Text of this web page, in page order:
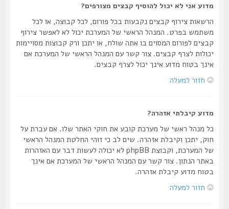
מדוע אני לא יכול להוסיף קבצים מצורפים?
הרשאות צירוף קבצים נקבעות בכל פורום, לכל קבוצה, או לכל
משתמש בפרט. המנהל הראשי של המערכת יכול לא לאפשר צירוף
קבצים לפורום המסוים בו אתה שולח, או יתכן ורק קבוצות מסויימות
יכולות לצרף קבצים. צור קשר עם המנהל הראשי של המערכת אם
אינך בטוח מדוע אינך יכול לצרף קבצים.
חזור למעלה
מדוע קיבלתי אזהרה?
כל מנהל ראשי של מערכת קובע את חוקי האתר שלו. אם עברת על
חוק, יתכן וקיבלת אזהרה. שים לב כי זוהי החלטת המנהל הראשי
של המערכת, וקבוצת phpBB לא יכולה לעשות דבר עם האזהרות
באתר הנתון. צור קשר עם המנהל הראשי של המערכת אם אינך
בטוח מדוע קיבלת אזהרה.
חזור למעלה